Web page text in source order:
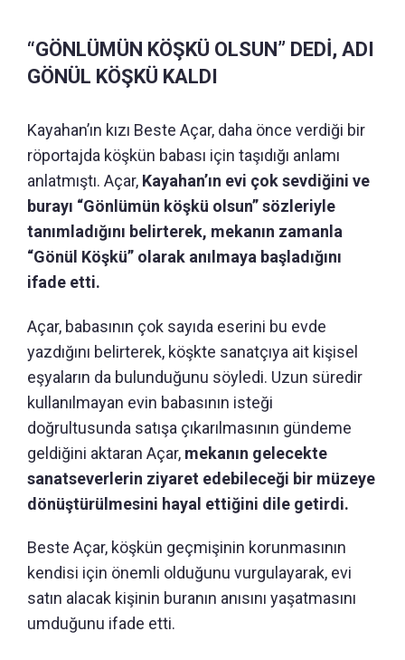
“GÖNLÜMÜN KÖŞKÜ OLSUN” DEDİ, ADI
GÖNÜL KÖŞKÜ KALDI
Kayahan’ın kızı Beste Açar, daha önce verdiği bir
röportajda köşkün babası için taşıdığı anlamı
anlatmıştı. Açar, Kayahan’ın evi çok sevdiğini ve
burayı “Gönlümün köşkü olsun” sözleriyle
tanımladığını belirterek, mekanın zamanla
“Gönül Köşkü” olarak anılmaya başladığını
ifade etti.
Açar, babasının çok sayıda eserini bu evde
yazdığını belirterek, köşkte sanatçıya ait kişisel
eşyaların da bulunduğunu söyledi. Uzun süredir
kullanılmayan evin babasının isteği
doğrultusunda satışa çıkarılmasının gündeme
geldiğini aktaran Açar, mekanın gelecekte
sanatseverlerin ziyaret edebileceği bir müzeye
dönüştürülmesini hayal ettiğini dile getirdi.
Beste Açar, köşkün geçmişinin korunmasının
kendisi için önemli olduğunu vurgulayarak, evi
satın alacak kişinin buranın anısını yaşatmasını
umduğunu ifade etti.